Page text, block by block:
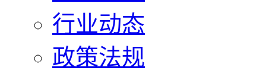
行业动态
政策法规